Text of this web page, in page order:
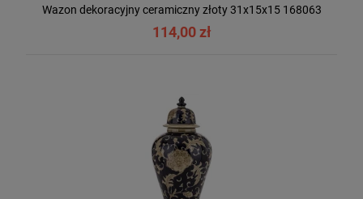
Wazon dekoracyjny ceramiczny złoty 31x15x15 168063
114,00 zł